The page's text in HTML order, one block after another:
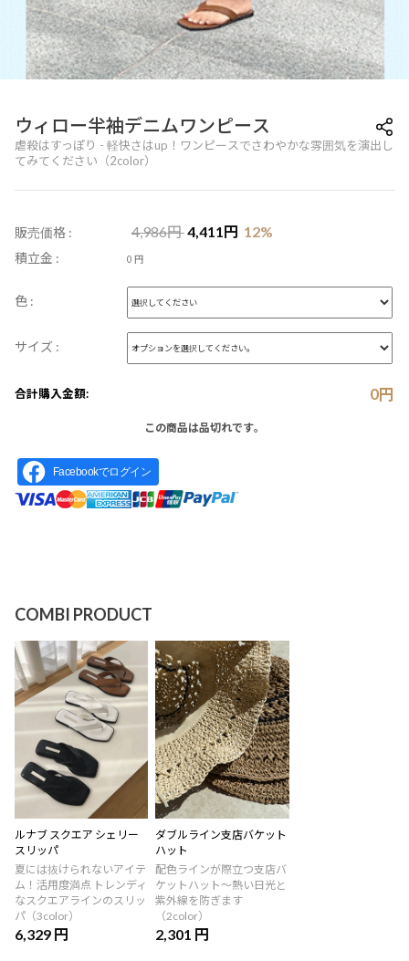
ウィロー半袖デニムワンピース
虐殺はすっぽり - 軽快さはup！ワンピースでさわやかな雰囲気を演出し
てみてください（2color）
販売価格 : 4,986円 4,411 円 12%
積立金 : 0 円
色 :
サイズ :
合計購入金額: 0円
この商品は品切れです。
Facebookでログイン
COMBI PRODUCT
ルナブ スクエア シェリー
スリッパ
夏には抜けられないアイテ
ム！活用度満点 トレンディ
なスクエアラインのスリッ
パ（3color）
6,329 円
ダブルライン支店バケット
ハット
配色ラインが際立つ支店バ
ケットハット～熱い日光と
紫外線を防ぎます
（2color）
2,301 円